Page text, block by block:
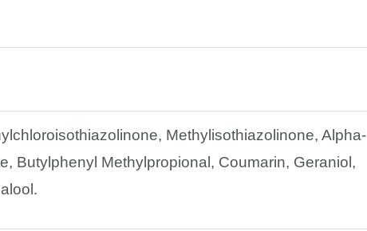
Methylisothiazolinone, Alpha-
Butylphenyl Methylpropional, Coumarin, Geraniol,